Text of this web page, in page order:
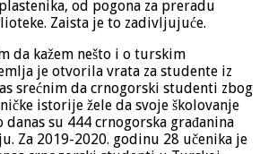
od pogona za preradu
Zaista je to zadivljujuće.
da kažem nešto i o turskim
je otvorila vrata za studente iz
srećnim da crnogorski studenti zbog
istorije žele da svoje školovanje
danas su 444 crnogorska građanina
Za 2019-2020. godinu 28 učenika je